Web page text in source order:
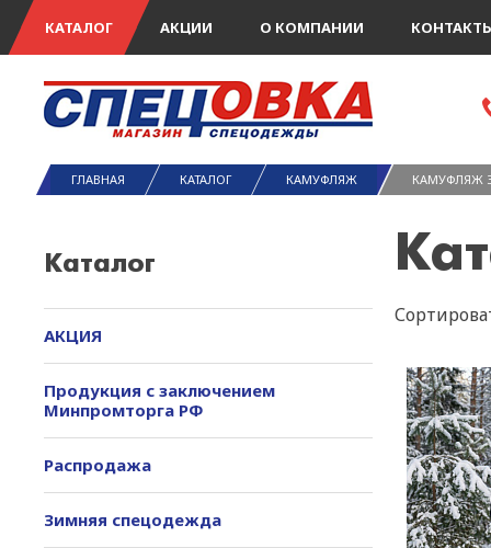
КАТАЛОГ АКЦИИ О КОМПАНИИ
ГЛАВНАЯ КАТАЛОГ КАМУФЛЯЖ КАМУФЛЯЖ
Каталог
АКЦИЯ
Продукция с заключением
Минпромторга РФ
Распродажа
Зимняя спецодежда